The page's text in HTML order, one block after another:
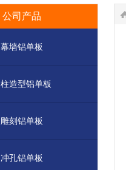
公司产品
幕墙铝单板
造型铝单板
雕刻铝单板
冲孔铝单板